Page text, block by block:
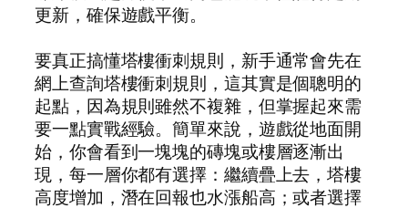
更新，確保遊戲平衡。
要真正搞懂塔樓衝刺規則，新手通常會先在
網上查詢塔樓衝刺規則，這其實是個聰明的
起點，因為規則雖然不複雜，但掌握起來需
要一點實戰經驗。簡單來說，遊戲從地面開
始，你會看到一塊塊的磚塊或樓層逐漸出
現，每一層你都有選擇：繼續疊上去，塔樓
高度增加，潛在回報也水漲船高；或者選擇